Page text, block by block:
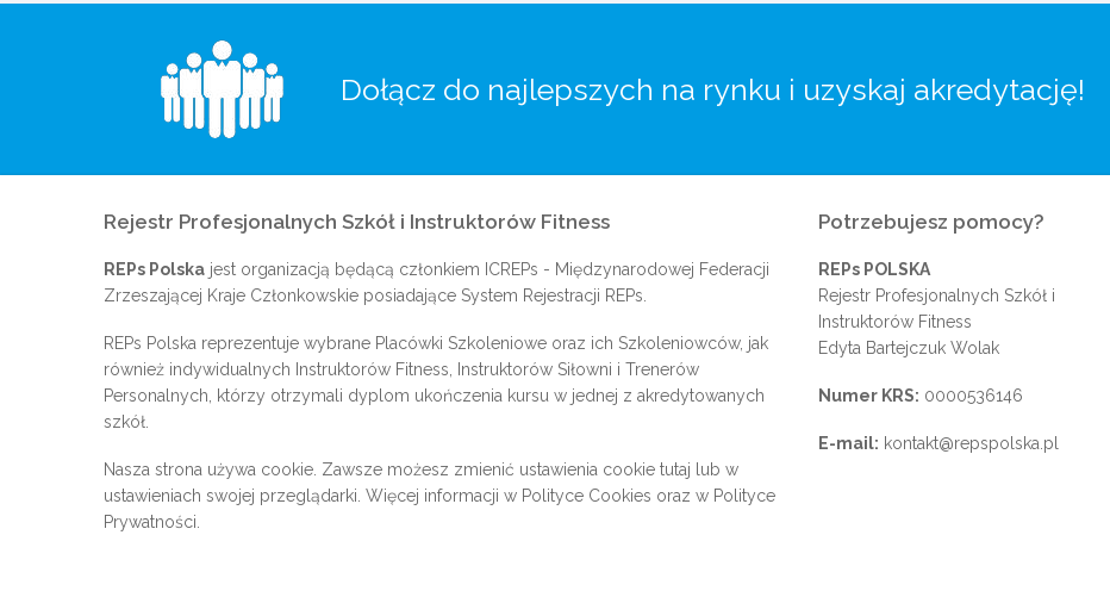
Dołącz do najlepszych na rynku i uzyskaj akredytację!
Rejestr Profesjonalnych Szkół i Instruktorów Fitness
REPs Polska jest organizacją będącą członkiem ICREPs - Międzynarodowej Federacji
Zrzeszającej Kraje Członkowskie posiadające System Rejestracji REPs.
REPs Polska reprezentuje wybrane Placówki Szkoleniowe oraz ich Szkoleniowców, jak
również indywidualnych Instruktorów Fitness, Instruktorów Siłowni i Trenerów
Personalnych, którzy otrzymali dyplom ukończenia kursu w jednej z akredytowanych
szkół.
Nasza strona używa cookie. Zawsze możesz zmienić ustawienia cookie tutaj lub w
ustawieniach swojej przeglądarki. Więcej informacji w Polityce Cookies oraz w Polityce
Prywatności
Potrzebujesz pomocy?
REPs POLSKA
Rejestr Profesjonalnych Szkół i
Instruktorów Fitness
Edyta Bartejczuk Wolak
Numer KRS: 0000536146
E-mail: kontakt@repspolska.pl